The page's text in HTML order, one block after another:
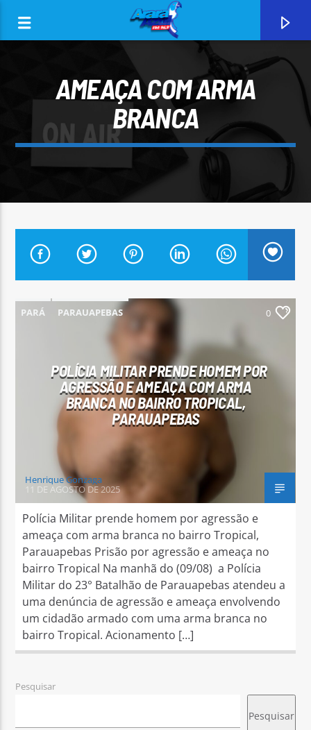
CURRENT TRACK
ARARA AZUL FM 96,9
Arara Azul FM
AMEAÇA COM ARMA
BRANCA
PARÁ PARAUAPEBAS 0
POLÍCIA MILITAR PRENDE HOMEM POR
AGRESSÃO E AMEAÇA COM ARMA
BRANCA NO BAIRRO TROPICAL,
PARAUAPEBAS
Henrique Gonzaga
11 DE AGOSTO DE 2025
Polícia Militar prende homem por agressão e
ameaça com arma branca no bairro Tropical,
Parauapebas Prisão por agressão e ameaça no
bairro Tropical Na manhã do (09/08) a Polícia
Militar do 23° Batalhão de Parauapebas atendeu a
uma denúncia de agressão e ameaça envolvendo
um cidadão armado com uma arma branca no
bairro Tropical. Acionamento […]
Pesquisar
Pesquisar